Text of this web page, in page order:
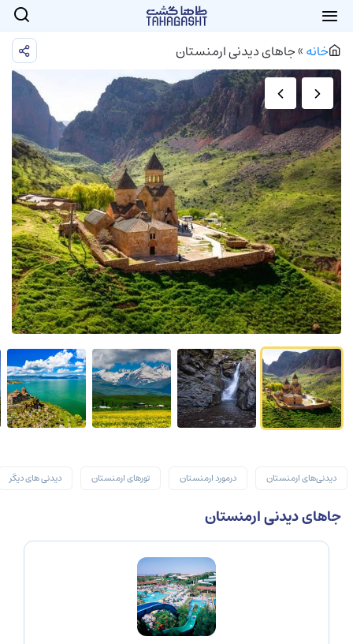
خانه»جاهای دیدنی ارمنستان
دیدنی‌های ارمنستان درمورد ارمنستان تورهای ارمنستان دیدنی های دیگر
جاهای دیدنی ارمنستان